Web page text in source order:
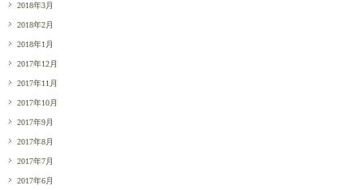
2018年3月
2018年2月
2018年1月
2017年12月
2017年11月
2017年10月
2017年9月
2017年8月
2017年7月
2017年6月